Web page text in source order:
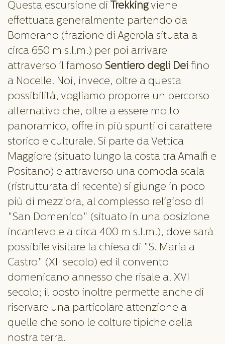
Questa escursione di Trekking viene
effettuata generalmente partendo da
Bomerano (frazione di Agerola situata a
circa 650 m s.l.m.) per poi arrivare
attraverso il famoso Sentiero degli Dei fino
a Nocelle. Noi, invece, oltre a questa
possibilità, vogliamo proporre un percorso
alternativo che, oltre a essere molto
panoramico, offre in più spunti di carattere
storico e culturale. Si parte da Vettica
Maggiore (situato lungo la costa tra Amalfi e
Positano) e attraverso una comoda scala
(ristrutturata di recente) si giunge in poco
più di mezz'ora, al complesso religioso di
"San Domenico" (situato in una posizione
incantevole a circa 400 m s.l.m.), dove sarà
possibile visitare la chiesa di "S. Maria a
Castro" (XII secolo) ed il convento
domenicano annesso che risale al XVI
secolo; il posto inoltre permette anche di
riservare una particolare attenzione a
quelle che sono le colture tipiche della
nostra terra.